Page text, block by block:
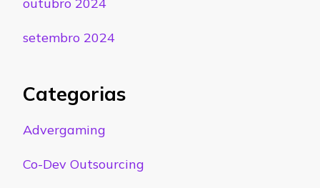
setembro 2024
Categorias
Advergaming
Co-Dev Outsourcing